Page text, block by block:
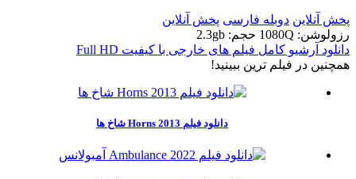
پخش آنلاین دوبله فارسی پخش آنلاین
رزولوشن: 1080Q
حجم: 2.3gb
دانلود آرشیو کامل فیلم های خارجی با کیفیت Full HD
همچنين در فيلم ترين ببينيد!
دانلود فیلم Horns 2013 شاخ ها